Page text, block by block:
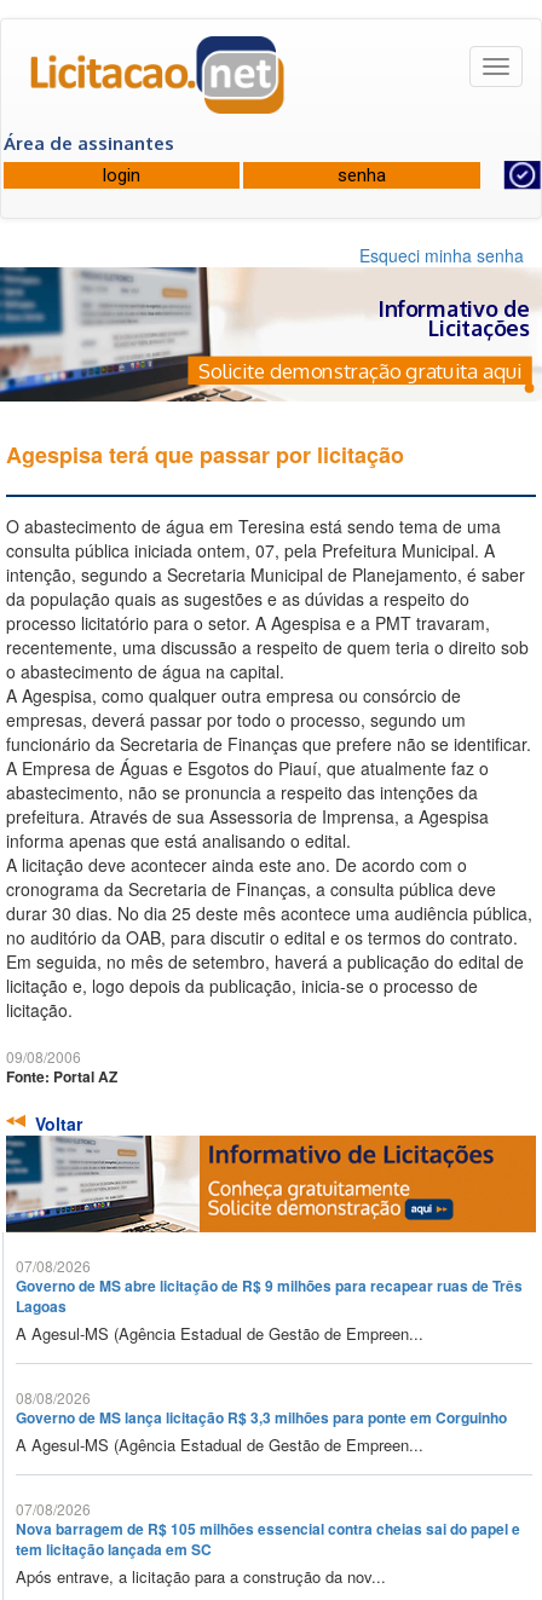
Área de assinantes
Esqueci minha senha
Informativo de
Licitações
Solicite demonstração gratuita aqui
Agespisa terá que passar por licitação
O abastecimento de água em Teresina está sendo tema de uma
consulta pública iniciada ontem, 07, pela Prefeitura Municipal. A
intenção, segundo a Secretaria Municipal de Planejamento, é saber
da população quais as sugestões e as dúvidas a respeito do
processo licitatório para o setor. A Agespisa e a PMT travaram,
recentemente, uma discussão a respeito de quem teria o direito sob
o abastecimento de água na capital.
A Agespisa, como qualquer outra empresa ou consórcio de
empresas, deverá passar por todo o processo, segundo um
funcionário da Secretaria de Finanças que prefere não se identificar.
A Empresa de Águas e Esgotos do Piauí, que atualmente faz o
abastecimento, não se pronuncia a respeito das intenções da
prefeitura. Através de sua Assessoria de Imprensa, a Agespisa
informa apenas que está analisando o edital.
A licitação deve acontecer ainda este ano. De acordo com o
cronograma da Secretaria de Finanças, a consulta pública deve
durar 30 dias. No dia 25 deste mês acontece uma audiência pública,
no auditório da OAB, para discutir o edital e os termos do contrato.
Em seguida, no mês de setembro, haverá a publicação do edital de
licitação e, logo depois da publicação, inicia-se o processo de
licitação.
09/08/2006
Fonte: Portal AZ
Voltar
07/08/2026
Governo de MS abre licitação de R$ 9 milhões para recapear ruas de Três
Lagoas
A Agesul-MS (Agência Estadual de Gestão de Empreen...
08/08/2026
Governo de MS lança licitação R$ 3,3 milhões para ponte em Corguinho
A Agesul-MS (Agência Estadual de Gestão de Empreen...
07/08/2026
Nova barragem de R$ 105 milhões essencial contra cheias sai do papel e
tem licitação lançada em SC
Após entrave, a licitação para a construção da nov...